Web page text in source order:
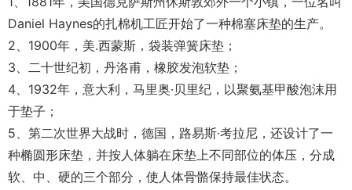
Daniel Haynes的扎棉机工匠开始了一种棉塞床垫的生产。
2、1900年，美.西蒙斯，袋装弹簧床垫；
3、二十世纪初，丹洛甫，橡胶发泡软垫；
4、1932年，意大利，马里奥·贝里纪，以聚氨基甲酸泡沫用
于垫子；
5、第二次世界大战时，德国，路易斯·考拉尼，还设计了一
种椭圆形床垫，并按人体躺在床垫上不同部位的体压，分成
软、中、硬的三个部分，使人体骨骼保持最佳状态。